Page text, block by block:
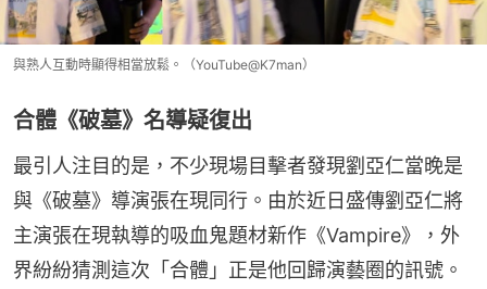
與熟人互動時顯得相當放鬆。（YouTube@K7man）
合體《破墓》名導疑復出
最引人注目的是，不少現場目擊者發現劉亞仁當晚是
與《破墓》導演張在現同行。由於近日盛傳劉亞仁將
主演張在現執導的吸血鬼題材新作《Vampire》，外
界紛紛猜測這次「合體」正是他回歸演藝圈的訊號。